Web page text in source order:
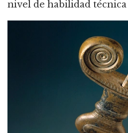
nivel de habilidad